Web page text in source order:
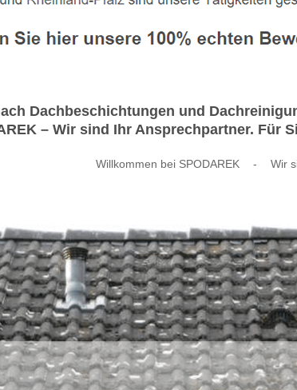
Dachbeschichtungen und
– Wir sind Ihr Ansprechpartner. Für
Willkommen bei SPODAREK - Wir